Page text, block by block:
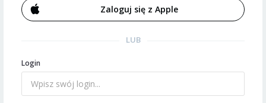
Zaloguj się z Apple
LUB
Login